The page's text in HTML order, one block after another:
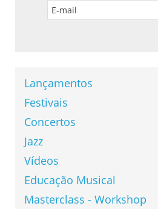
Lançamentos
Festivais
Concertos
Jazz
Vídeos
Educação Musical
Masterclass - Workshop